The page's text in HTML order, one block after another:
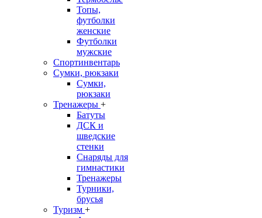
Топы,
футболки
женские
Футболки
мужские
Спортинвентарь
Сумки, рюкзаки
Сумки,
рюкзаки
Тренажеры +
Батуты
ДСК и
шведские
стенки
Снаряды для
гимнастики
Тренажеры
Турники,
брусья
Туризм +